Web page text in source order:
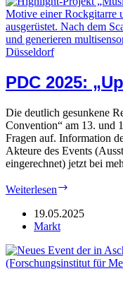
PDC 2025:
Die deutlich gesunkene
Convention“ am 13. und
Fragen auf. Information
Akteure des Events
eingerechnet) jetzt bei
Weiterlesen
„Update“
19.05.2025
Markt